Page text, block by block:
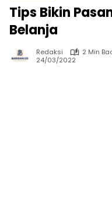
Tips Bikin
Belanja
Redaksi
2 Min
24/03/2022